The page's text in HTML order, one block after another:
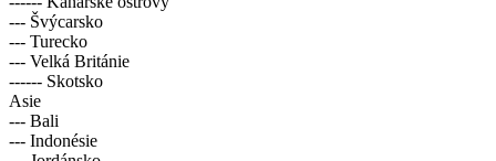
--- Švýcarsko
--- Turecko
--- Velká Británie
------ Skotsko
Asie
--- Bali
--- Indonésie